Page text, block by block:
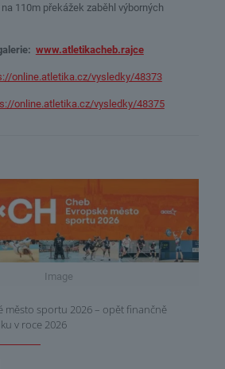
110m překážek zaběhl výborných
www.atletikacheb.rajce
online.atletika.cz/vysledky/48373
online.atletika.cz/vysledky/48375
Image
město sportu 2026 – opět finančně
v roce 2026